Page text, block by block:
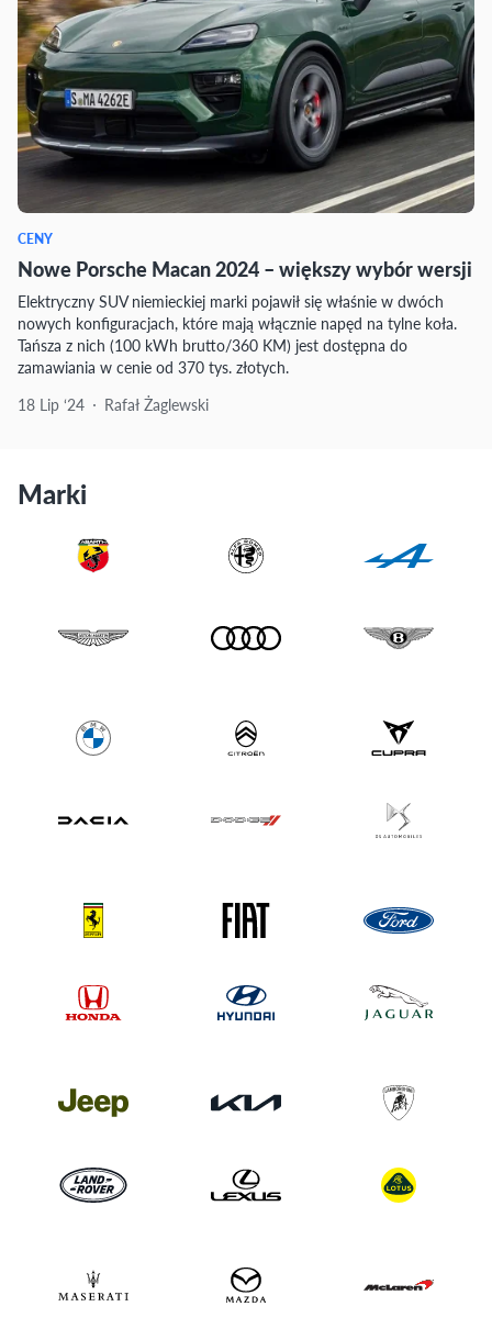
CENY
Nowe Porsche Macan 2024 – większy wybór wersji
Elektryczny SUV niemieckiej marki pojawił się właśnie w dwóch
nowych konfiguracjach, które mają włącznie napęd na tylne koła.
Tańsza z nich (100 kWh brutto/360 KM) jest dostępna do
zamawiania w cenie od 370 tys. złotych.
18 Lip ‘24
Rafał Żaglewski
Marki